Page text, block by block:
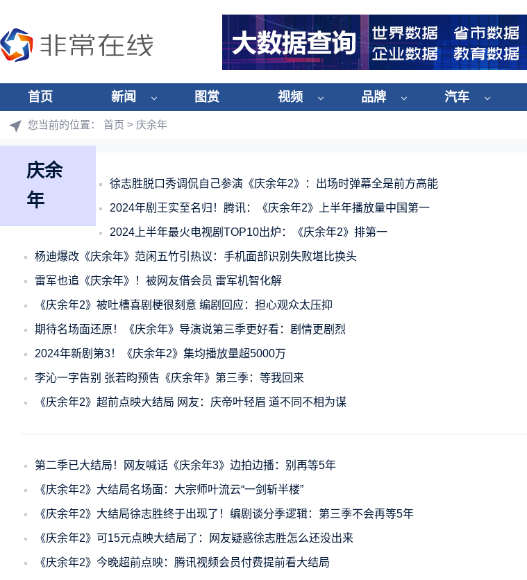
首页 新闻 图赏 视频 品牌 汽车
您当前的位置： 首页 > 庆余年
庆余
年
徐志胜脱口秀调侃自己参演《庆余年2》：出场时弹幕全是前方高能
2024年剧王实至名归！腾讯：《庆余年2》上半年播放量中国第一
2024上半年最火电视剧TOP10出炉：《庆余年2》排第一
杨迪爆改《庆余年》范闲五竹引热议：手机面部识别失败堪比换头
雷军也追《庆余年》！被网友借会员 雷军机智化解
《庆余年2》被吐槽喜剧梗很刻意 编剧回应：担心观众太压抑
期待名场面还原！《庆余年》导演说第三季更好看：剧情更剧烈
2024年新剧第3！《庆余年2》集均播放量超5000万
李沁一字告别 张若昀预告《庆余年》第三季：等我回来
《庆余年2》超前点映大结局 网友：庆帝叶轻眉 道不同不相为谋
第二季已大结局！网友喊话《庆余年3》边拍边播：别再等5年
《庆余年2》大结局名场面：大宗师叶流云“一剑斩半楼”
《庆余年2》大结局徐志胜终于出现了！编剧谈分季逻辑：第三季不会再等5年
《庆余年2》可15元点映大结局了：网友疑惑徐志胜怎么还没出来
《庆余年2》今晚超前点映：腾讯视频会员付费提前看大结局